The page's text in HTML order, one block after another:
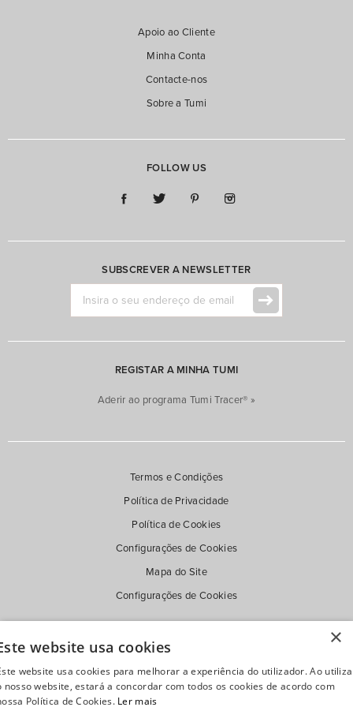
Apoio ao Cliente
Minha Conta
Contacte-nos
Sobre a Tumi
FOLLOW US
SUBSCREVER A NEWSLETTER
REGISTAR A MINHA TUMI
Aderir ao programa Tumi Tracer® »
Termos e Condições
Política de Privacidade
Política de Cookies
Configurações de Cookies
Mapa do Site
Configurações de Cookies
×
website usa cookies
website usa cookies para melhorar a experiência do utilizador. Ao
nosso website, estará a concordar com todos os cookies de acordo com
Política de Cookies. Ler mais